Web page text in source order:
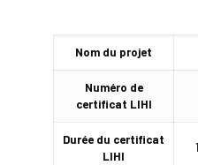
Nom du projet
Numéro de
certificat LIHI
Durée du certificat
LIHI